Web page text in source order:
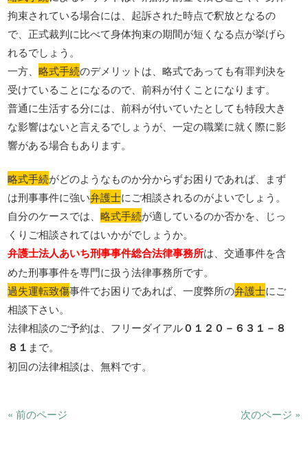
拘束されている場合には、起訴された時点で釈放となるの
で、正式裁判に比べて身体拘束の期間が短くなる点が挙げら
れるでしょう。
一方、略式手続のデメリットは、略式であっても有罪判決を
受けていることになるので、前科が付くことになります。
普通に生活する分には、前科が付いていたとしても特段大き
な影響はないと言えるでしょうが、一定の職業に就く際に影
響がある場合もあります。
略式手続がどのようなものか分からずお困りであれば、まず
は刑事事件に強い弁護士にご相談されるのがよいでしょう。
自分のケースでは、略式手続が適しているのか否かを、じっ
くりご相談されてはいかがでしょうか。
弁護士法人あいち刑事事件総合法律事務所は、交通事件を含
めた刑事事件を専門に扱う法律事務所です。
過失運転致傷事件でお困りであれば、一度弊所の弁護士にご
相談下さい。
法律相談のご予約は、フリーダイアル０１２０－６３１－８
８１ まで。
初回の法律相談は、無料です。
« 前のページ 次のページ »